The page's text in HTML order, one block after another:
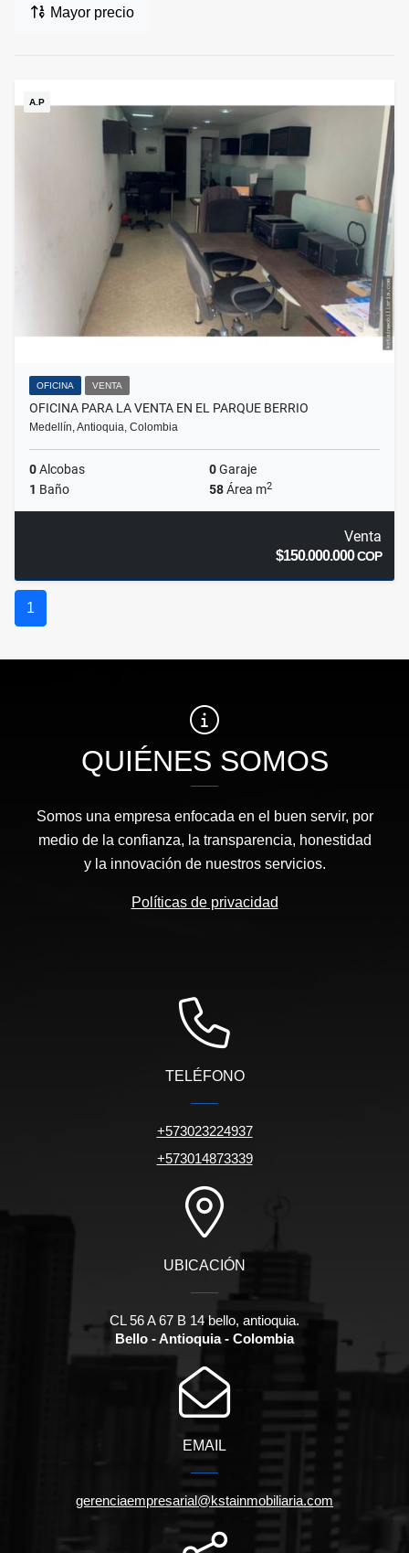
Mayor precio
A.P
OFICINA VENTA
OFICINA PARA LA VENTA EN EL PARQUE BERRIO
Medellín, Antioquia, Colombia
0Alcobas 0Garaje
1 Baño 58Área m2
Venta
$150.000.000COP
1
QUIÉNES SOMOS
Somos una empresa enfocada en el buen servir, por
medio de la confianza, la transparencia, honestidad
y la innovación de nuestros servicios.
Políticas de privacidad
TELÉFONO
+573023224937
+573014873339
UBICACIÓN
CL 56 A 67 B 14 bello, antioquia.
Bello - Antioquia - Colombia
EMAIL
gerenciaempresarial@kstainmobiliaria.com